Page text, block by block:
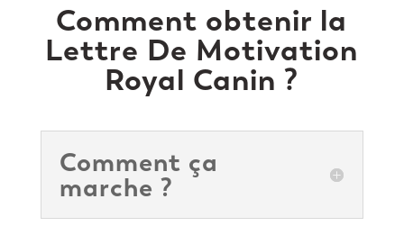
Comment obtenir la
Lettre De Motivation
Royal Canin ?
Comment ça
marche ?